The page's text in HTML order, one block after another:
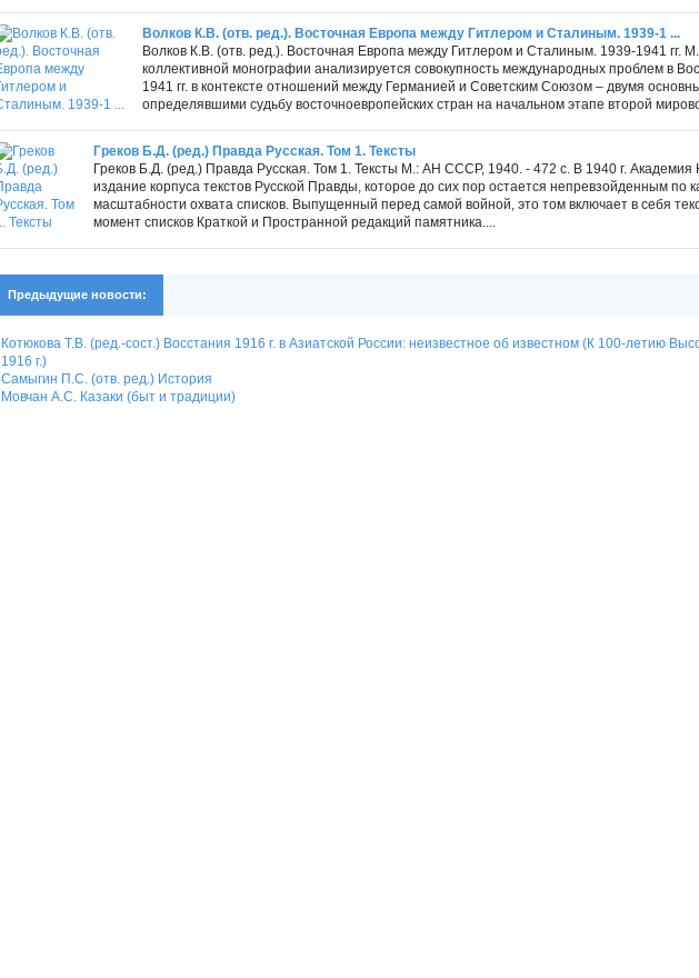
Волков К.В. (отв. ред.). Восточная Европа между Гитлером и Сталиным. 1939-1 ...
Волков К.В. (отв. ред.). Восточная Европа между Гитлером и Сталиным. 1939-1941 гг.
коллективной монографии анализируется совокупность международ­ных проблем в
1941 гг. в контексте отношений между Германией и Советским Союзом – двумя
определявшими судьбу восточноевропейских стран на начальном этапе второй
Греков Б.Д. (ред.) Правда Русская. Том 1. Тексты
Греков Б.Д. (ред.) Правда Русская. Том 1. Тексты М.: АН СССР, 1940. - 472 с. В 1940 г.
издание корпуса текстов Русской Правды, которое до сих пор остается непревзойденным по
масштабности охвата списков. Выпущенный перед самой войной, это том включает в себя
момент списков Краткой и Пространной редакций памятника....
Предыдущие новости:
Котюкова Т.В. (ред.-сост.) Восстания 1916 г. в Азиатской России: неизвестное об известном (К 100-летию
1916 г.)
Самыгин П.С. (отв. ред.) История
Мовчан А.С. Казаки (быт и традиции)